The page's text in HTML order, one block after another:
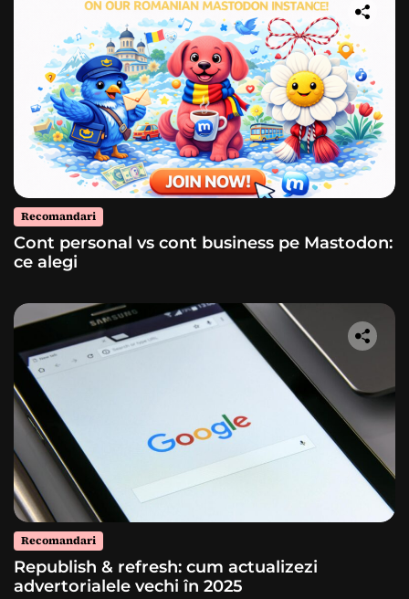
Recomandari
Cont personal vs cont business pe Mastodon:
ce alegi
Recomandari
Republish & refresh: cum actualizezi
advertorialele vechi în 2025